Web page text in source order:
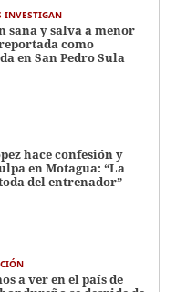
INVESTIGAN
sana y salva a menor
como
en San Pedro Sula
hace confesión y
en Motagua: “La
del entrenador”
a ver en el país de